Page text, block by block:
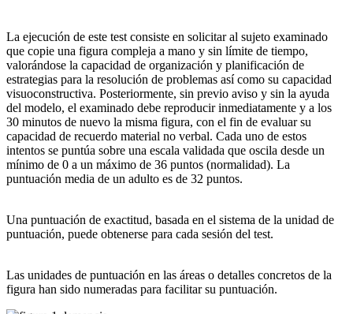
La ejecución de este test consiste en solicitar al sujeto examinado
que copie una figura compleja a mano y sin límite de tiempo,
valorándose la capacidad de organización y planificación de
estrategias para la resolución de problemas así como su capacidad
visuoconstructiva. Posteriormente, sin previo aviso y sin la ayuda
del modelo, el examinado debe reproducir inmediatamente y a los
30 minutos de nuevo la misma figura, con el fin de evaluar su
capacidad de recuerdo material no verbal. Cada uno de estos
intentos se puntúa sobre una escala validada que oscila desde un
mínimo de 0 a un máximo de 36 puntos (normalidad). La
puntuación media de un adulto es de 32 puntos.
Una puntuación de exactitud, basada en el sistema de la unidad de
puntuación, puede obtenerse para cada sesión del test.
Las unidades de puntuación en las áreas o detalles concretos de la
figura han sido numeradas para facilitar su puntuación.